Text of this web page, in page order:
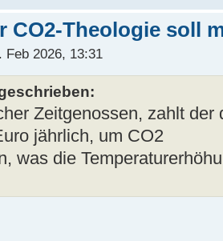
CO2-Theologie soll
Feb 2026, 13:31
Zeitgenossen, zahlt der
jährlich, um CO2
was die